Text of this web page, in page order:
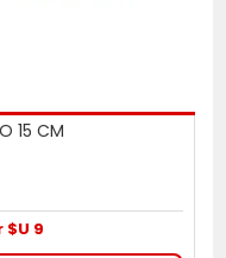
15 CM
9